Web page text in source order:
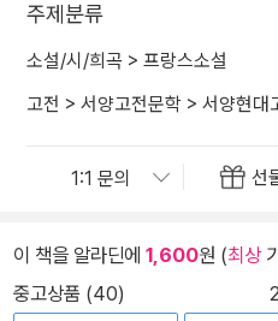
주제분류
소설/시/희곡 > 프랑스소설
고전 > 서양고전문학 > 서양현대
선
이 책을 알라딘에 1,600원 (최상
중고상품 (40)